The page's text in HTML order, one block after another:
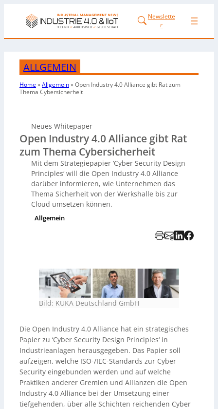
Newslette
r
ALLGEMEIN
Home»Allgemein»Open Industry 4.0 Alliance gibt Rat zum
Thema Cybersicherheit
Neues Whitepaper
Open Industry 4.0 Alliance gibt Rat
zum Thema Cybersicherheit
Mit dem Strategiepapier ‘Cyber Security Design
Principles‘ will die Open Industry 4.0 Alliance
darüber informieren, wie Unternehmen das
Thema Sicherheit von der Werkshalle bis zur
Cloud umsetzen können.
Allgemein
Bild: KUKA Deutschland GmbH
Die Open Industry 4.0 Alliance hat ein strategisches
Papier zu ‘Cyber Security Design Principles‘ in
Industrieanlagen herausgegeben. Das Papier soll
aufzeigen, welche ISO-/IEC-Standards zur Cyber
Security eingebunden werden und auf welche
Praktiken anderer Gremien und Allianzen die Open
Industry 4.0 Alliance bei der Umsetzung einer
tiefgehenden, über alle Schichten reichenden Cyber